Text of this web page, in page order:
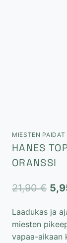
MIESTEN PAIDAT
HANES
ORANSSI
21,90€
oli:
Laadukas ja
miesten
vapaa-aikaan